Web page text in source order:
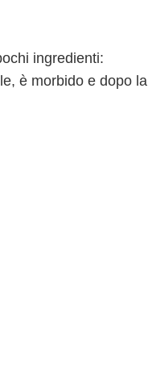
ingredienti:
è morbido e dopo la